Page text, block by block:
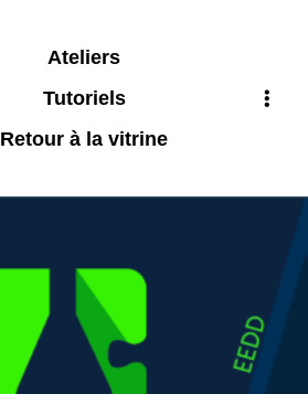
Ateliers
Tutoriels
Retour à la vitrine